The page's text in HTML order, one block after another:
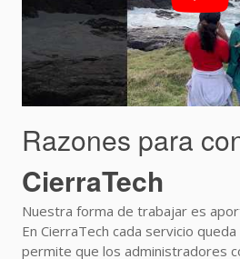
Razones para
CierraTech
Nuestra forma de trabajar es
En CierraTech cada servicio
permite que los administradores